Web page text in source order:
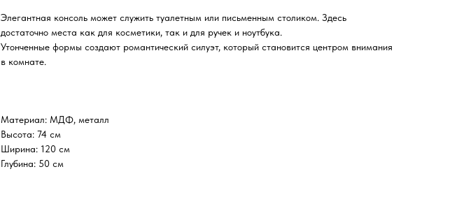
Элегантная консоль может служить туалетным или письменным столиком. Здесь
достаточно места как для косметики, так и для ручек и ноутбука.
Утонченные формы создают романтический силуэт, который становится центром внимания
в комнате.
Материал: МДФ, металл
Высота: 74 см
Ширина: 120 см
Глубина: 50 см